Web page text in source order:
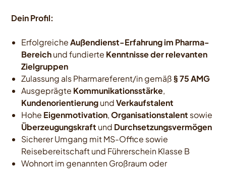
DeinProfil:
ErfolgreicheAußendienst-Erfahrung im Pharma-
Bereichund fundierte Kenntnisse der relevanten
Zielgruppen
Zulassung als Pharmareferent/in gemäß § 75 AMG
Ausgeprägte Kommunikationsstärke,
KundenorientierungundVerkaufstalent
Hohe Eigenmotivation,Organisationstalent sowie
Überzeugungskraft und Durchsetzungsvermögen
Sicherer Umgang mit MS-Office sowie
Reisebereitschaft und Führerschein Klasse B
Wohnort im genannten Großraum oder